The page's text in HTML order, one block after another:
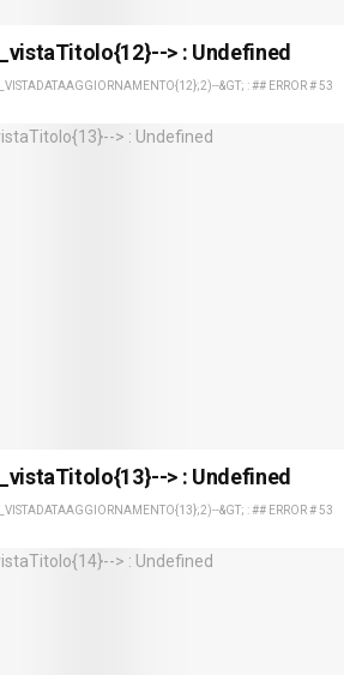
> : Undefined
&GT; : ## ERROR # 53
> : Undefined
&GT; : ## ERROR # 53